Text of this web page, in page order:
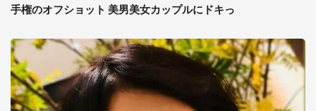
手権のオフショット 美男美女カップルにドキっ